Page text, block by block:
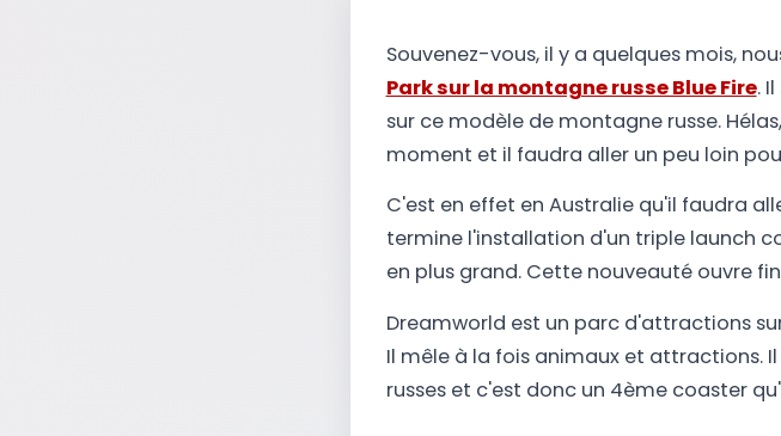
Souvenez-vous, il y a quelques mois,
Park sur la montagne russe Blue Fire.
sur ce modèle de montagne russe.
moment et il faudra aller un peu loin
C'est en effet en Australie qu'il faudra
termine l'installation d'un triple launch
en plus grand. Cette nouveauté ouvre
Dreamworld est un parc d'attractions
Il mêle à la fois animaux et attractions.
russes et c'est donc un 4ème coaster